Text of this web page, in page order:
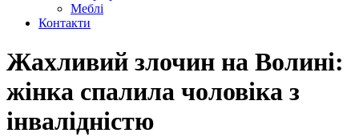
Меблі
Контакти
Жахливий злочин на Волині:
жінка спалила чоловіка з
інвалідністю